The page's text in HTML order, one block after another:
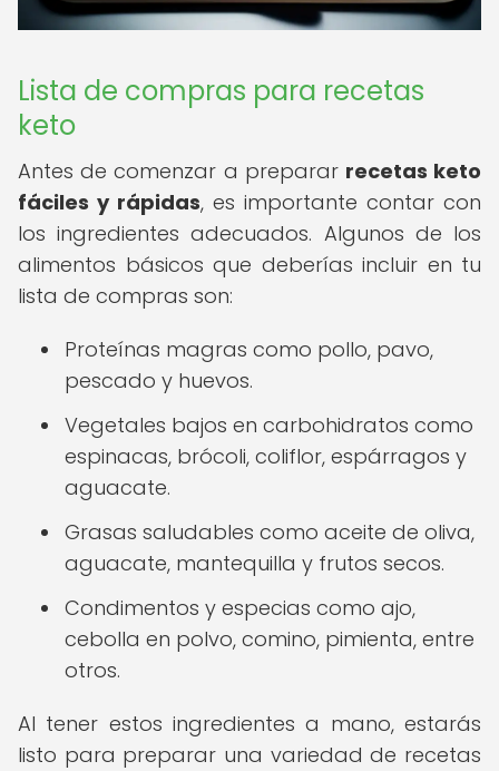
Lista de compras para recetas
keto
Antes de comenzar a preparar recetas keto
fáciles y rápidas, es importante contar con
los ingredientes adecuados. Algunos de los
alimentos básicos que deberías incluir en tu
lista de compras son:
Proteínas magras como pollo, pavo,
pescado y huevos.
Vegetales bajos en carbohidratos como
espinacas, brócoli, coliflor, espárragos y
aguacate.
Grasas saludables como aceite de oliva,
aguacate, mantequilla y frutos secos.
Condimentos y especias como ajo,
cebolla en polvo, comino, pimienta, entre
otros.
Al tener estos ingredientes a mano, estarás
listo para preparar una variedad de recetas